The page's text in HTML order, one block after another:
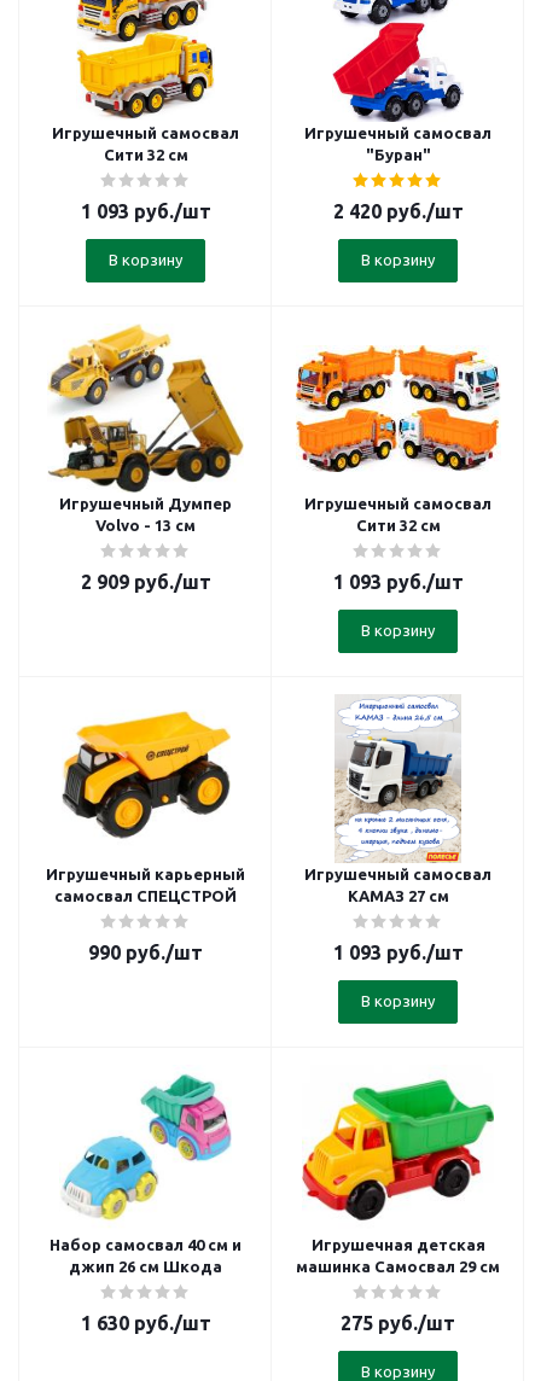
Игрушечный самосвал
Сити 32 см
1 093 руб./шт
В корзину
Игрушечный самосвал
"Буран"
2 420руб./шт
В корзину
Игрушечный Думпер
Volvo - 13 см
2 909руб./шт
Игрушечный самосвал
Сити 32 см
1 093 руб./шт
В корзину
Игрушечный карьерный
самосвал СПЕЦСТРОЙ
990 руб./шт
Игрушечный самосвал
КАМАЗ 27 см
1 093 руб./шт
В корзину
Набор самосвал 40 см и
джип 26 см Шкода
1 630руб./шт
Игрушечная детская
машинка Самосвал 29 см
275 руб./шт
В корзину